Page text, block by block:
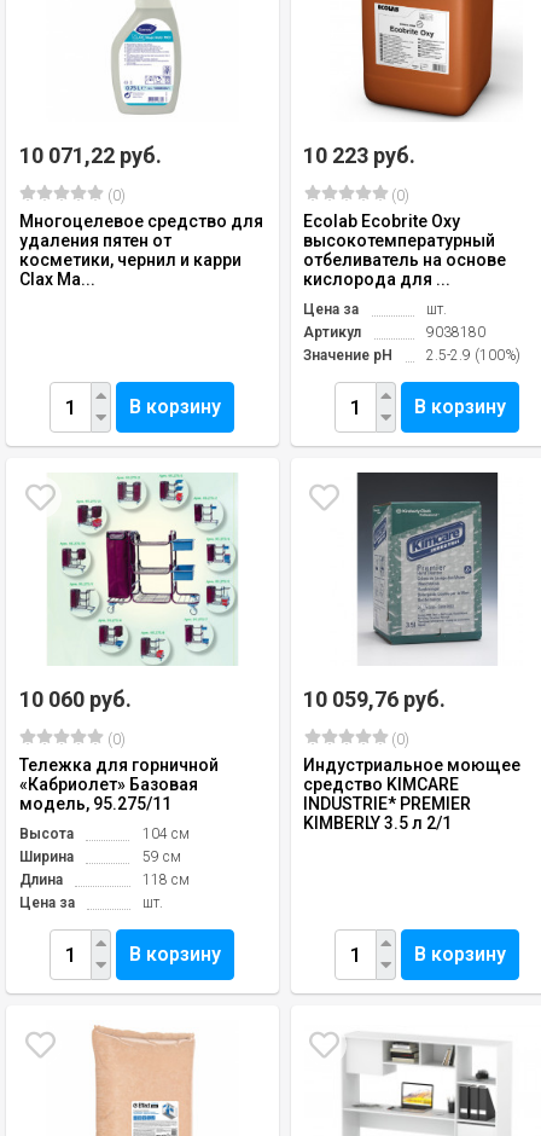
10 071,22 руб.
(0)
Многоцелевое средство для
удаления пятен от
косметики, чернил и карри
Clax Ma...
В корзину
10 223 руб.
(0)
Ecolab Ecobrite Oxy
высокотемпературный
отбеливатель на основе
кислорода для ...
Цена за
шт.
Артикул
9038180
Значение pH
2.5-2.9 (100%)
В корзину
10 060 руб.
(0)
Тележка для горничной
«Кабриолет» Базовая
модель, 95.275/11
Высота
104 см
Ширина
59 см
Длина
118 см
Цена за
шт.
В корзину
10 059,76 руб.
(0)
Индустриальное моющее
средство KIMCARE
INDUSTRIE* PREMIER
KIMBERLY 3.5 л 2/1
В корзину